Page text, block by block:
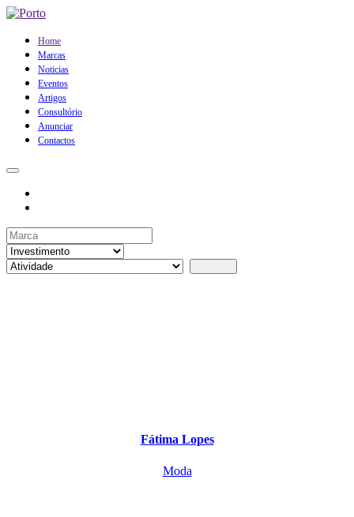
Home
Marcas
Noticias
Eventos
Artigos
Consultório
Anunciar
Contactos
Fátima Lopes
Moda